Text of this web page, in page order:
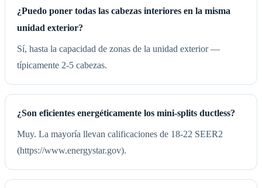
¿Puedo poner todas las cabezas interiores en la misma
unidad exterior?
Sí, hasta la capacidad de zonas de la unidad exterior —
típicamente 2-5 cabezas.
¿Son eficientes energéticamente los mini-splits ductless?
Muy. La mayoría llevan calificaciones de 18-22 SEER2
(https://www.energystar.gov).